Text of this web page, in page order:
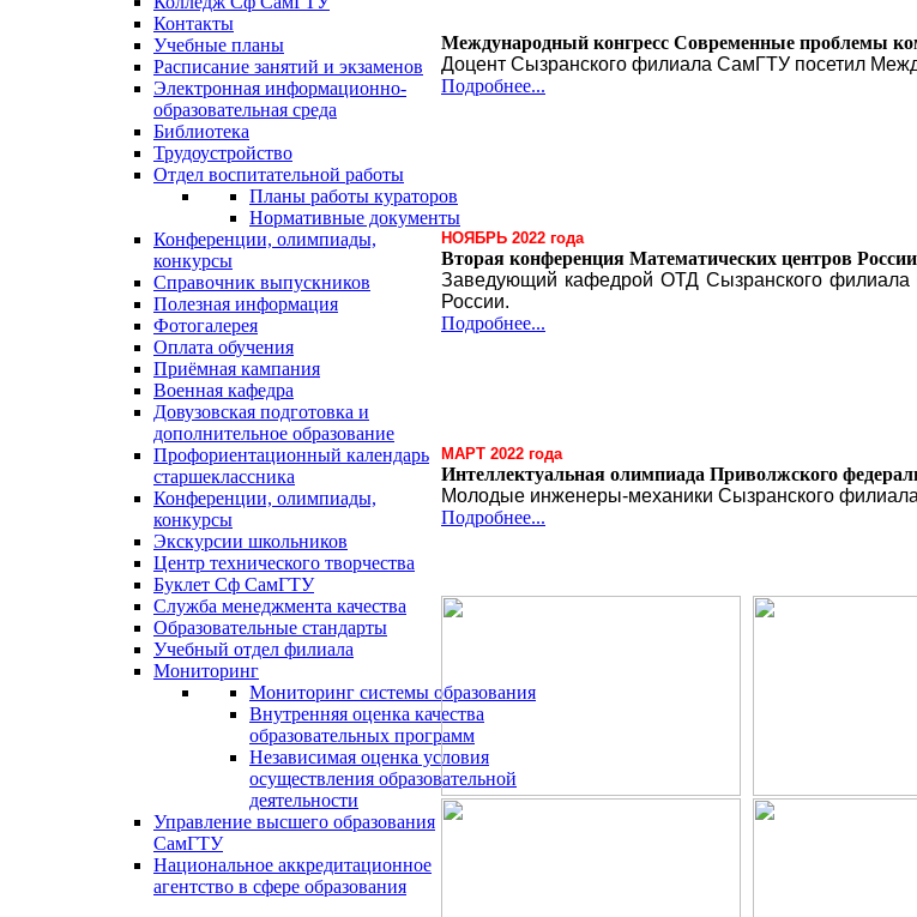
Контакты
Учебные планы
Расписание занятий и экзаменов
Электронная информационно-
образовательная среда
Библиотека
Трудоустройство
Отдел воспитательной работы
Планы работы кураторов
Нормативные документы
Конференции, олимпиады,
конкурсы
Справочник выпускников
Полезная информация
Фотогалерея
Оплата обучения
Приёмная кампания
Военная кафедра
Довузовская подготовка и
дополнительное образование
Профориентационный календарь
старшеклассника
Конференции, олимпиады,
конкурсы
Экскурсии школьников
Центр технического творчества
Буклет Сф СамГТУ
Служба менеджмента качества
Образовательные стандарты
Учебный отдел филиала
Мониторинг
Мониторинг системы образования
Внутренняя оценка качества
образовательных программ
Независимая оценка условия
осуществления образовательной
деятельности
Управление высшего образования
СамГТУ
Национальное аккредитационное
агентство в сфере образования
Международный конгресс Современные проблемы
Доцент Сызранского филиала СамГТУ посетил
Подробнее...
НОЯБРЬ 2022 года
Вторая конференция Математических центров
Заведующий кафедрой ОТД Сызранского филиала
России.
Подробнее...
МАРТ 2022 года
Интеллектуальная олимпиада Приволжского
Молодые инженеры-механики Сызранского
Подробнее...